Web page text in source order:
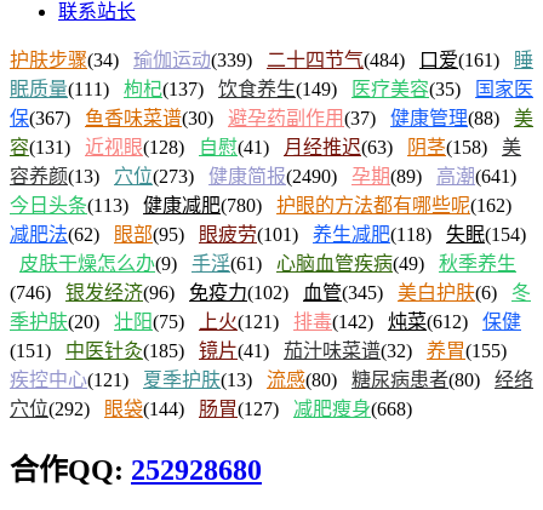
联系站长
护肤步骤(34) 瑜伽运动(339) 二十四节气(484) 口爱(161)
睡
眠质量(111) 枸杞(137) 饮食养生(149) 医疗美容(35)
国家医
保(367) 鱼香味菜谱(30) 避孕药副作用(37) 健康管理(88) 美
容(131) 近视眼(128) 自慰(41) 月经推迟(63) 阴茎(158) 美
容养颜(13) 穴位(273) 健康简报(2490) 孕期(89) 高潮(641)
今日头条(113) 健康减肥(780) 护眼的方法都有哪些呢(162)
减肥法(62) 眼部(95) 眼疲劳(101) 养生减肥(118) 失眠(154)
皮肤干燥怎么办(9) 手淫(61) 心脑血管疾病(49) 秋季养生
(746) 银发经济(96) 免疫力(102) 血管(345) 美白护肤(6) 冬
季护肤(20) 壮阳(75) 上火(121) 排毒(142) 炖菜(612) 保健
(151) 中医针灸(185) 镜片(41) 茄汁味菜谱(32) 养胃(155)
疾控中心(121) 夏季护肤(13) 流感(80) 糖尿病患者(80) 经络
穴位(292) 眼袋(144) 肠胃(127) 减肥瘦身(668)
合作QQ: 252928680